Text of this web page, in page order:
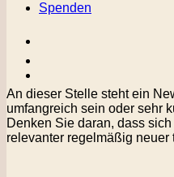
Spenden
An dieser Stelle steht ein
umfangreich sein oder sehr
Denken Sie daran, dass
relevanter regelmäßig